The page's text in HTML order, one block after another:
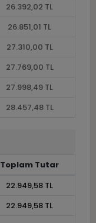
26.392,02 TL
26.851,01 TL
27.310,00 TL
27.769,00 TL
27.998,49 TL
28.457,48 TL
Toplam Tutar
22.949,58 TL
22.949,58 TL